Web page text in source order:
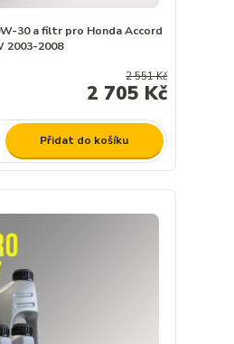
30 a filtr pro Honda Accord
2003-2008
2 551 Kč
2 705 Kč
Přidat do košíku